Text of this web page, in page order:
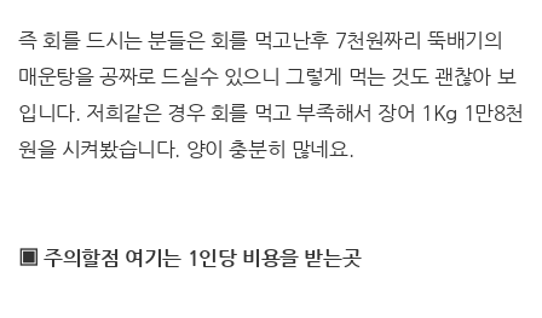
즉 회를 드시는 분들은 회를 먹고난후 7천원짜리 뚝배기의
매운탕을 공짜로 드실수 있으니 그렇게 먹는 것도 괜찮아 보
입니다. 저희같은 경우 회를 먹고 부족해서 장어 1Kg 1만8천
원을 시켜봤습니다. 양이 충분히 많네요.
▣ 주의할점 여기는 1인당 비용을 받는곳